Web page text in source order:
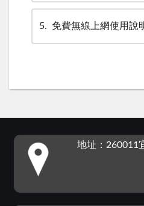
5 免費無線上網使用說
地址：260011